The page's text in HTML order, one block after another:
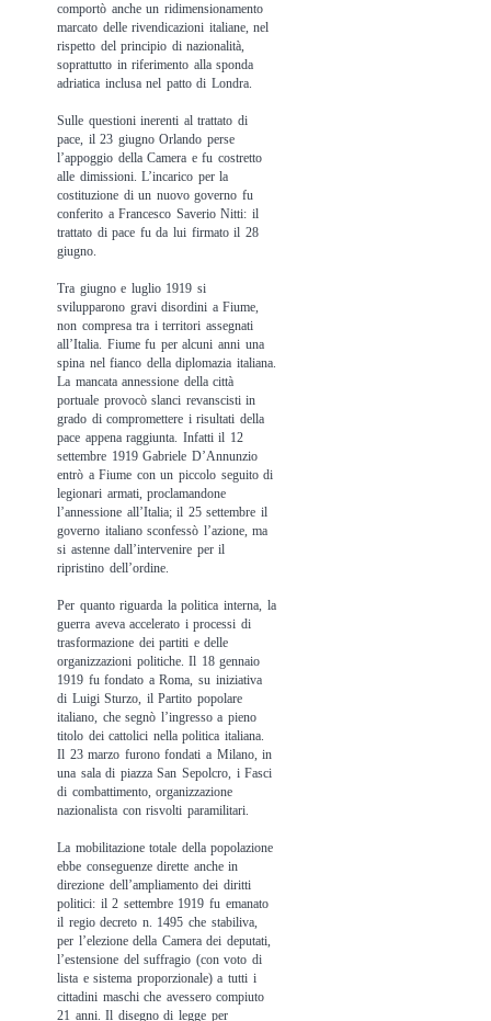
comportò anche un ridimensionamento
marcato delle rivendicazioni italiane, nel
rispetto del principio di nazionalità,
soprattutto in riferimento alla sponda
adriatica inclusa nel patto di Londra.
Sulle questioni inerenti al trattato di
pace, il 23 giugno Orlando perse
l’appoggio della Camera e fu costretto
alle dimissioni. L’incarico per la
costituzione di un nuovo governo fu
conferito a Francesco Saverio Nitti: il
trattato di pace fu da lui firmato il 28
giugno.
Tra giugno e luglio 1919 si
svilupparono gravi disordini a Fiume,
non compresa tra i territori assegnati
all’Italia. Fiume fu per alcuni anni una
spina nel fianco della diplomazia italiana.
La mancata annessione della città
portuale provocò slanci revanscisti in
grado di compromettere i risultati della
pace appena raggiunta. Infatti il 12
settembre 1919 Gabriele D’Annunzio
entrò a Fiume con un piccolo seguito di
legionari armati, proclamandone
l’annessione all’Italia; il 25 settembre il
governo italiano sconfessò l’azione, ma
si astenne dall’intervenire per il
ripristino dell’ordine.
Per quanto riguarda la politica interna, la
guerra aveva accelerato i processi di
trasformazione dei partiti e delle
organizzazioni politiche. Il 18 gennaio
1919 fu fondato a Roma, su iniziativa
di Luigi Sturzo, il Partito popolare
italiano, che segnò l’ingresso a pieno
titolo dei cattolici nella politica italiana.
Il 23 marzo furono fondati a Milano, in
una sala di piazza San Sepolcro, i Fasci
di combattimento, organizzazione
nazionalista con risvolti paramilitari.
La mobilitazione totale della popolazione
ebbe conseguenze dirette anche in
direzione dell’ampliamento dei diritti
politici: il 2 settembre 1919 fu emanato
il regio decreto n. 1495 che stabiliva,
per l’elezione della Camera dei deputati,
l’estensione del suffragio (con voto di
lista e sistema proporzionale) a tutti i
cittadini maschi che avessero compiuto
21 anni. Il disegno di legge per